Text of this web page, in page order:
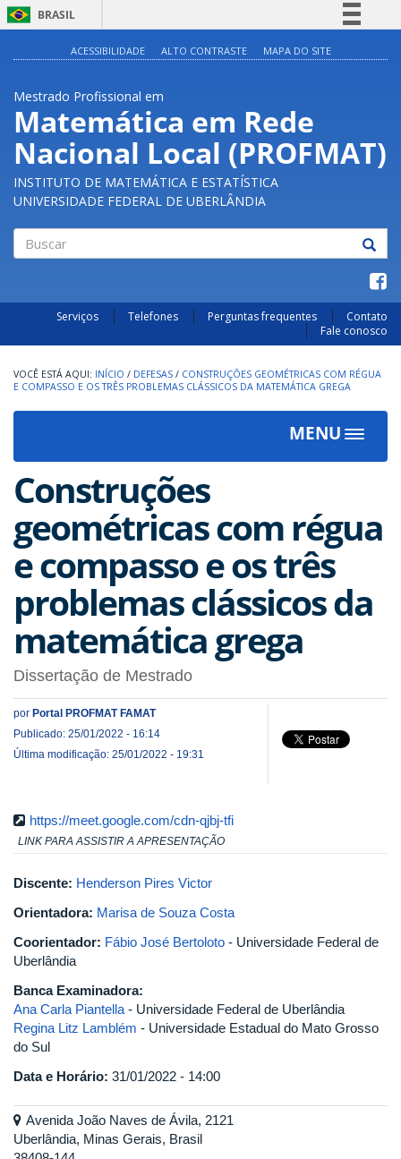
BRASIL
Acesso à informação
Legislação
Canais
ACESSIBILIDADE ALTO CONTRASTE MAPA DO SITE
Mestrado Profissional em
Matemática em Rede
Nacional Local (PROFMAT)
INSTITUTO DE MATEMÁTICA E ESTATÍSTICA
UNIVERSIDADE FEDERAL DE UBERLÂNDIA
Serviços Telefones Perguntas frequentes
Contato
Fale conosco
INÍCIO / DEFESAS / CONSTRUÇÕES GEOMÉTRICAS COM RÉGUA
E COMPASSO E OS TRÊS PROBLEMAS CLÁSSICOS DA MATEMÁTICA GREGA
MENU
Toggle
Construções
geométricas com régua
e compasso e os três
problemas clássicos da
matemática grega
Dissertação de Mestrado
por Portal PROFMAT FAMAT
Publicado: 25/01/2022 - 16:14
Última modificação: 25/01/2022 - 19:31
https://meet.google.com/cdn-qjbj-tfi
LINK PARA ASSISTIR A APRESENTAÇÃO
Discente: Henderson Pires Victor
Orientadora: Marisa de Souza Costa
Coorientador: Fábio José Bertoloto - Universidade Federal de
Uberlândia
Banca Examinadora:
Ana Carla Piantella - Universidade Federal de Uberlândia
Regina Litz Lamblém - Universidade Estadual do Mato Grosso
do Sul
Data e Horário: 31/01/2022 - 14:00
Avenida João Naves de Ávila, 2121
Uberlândia, Minas Gerais, Brasil